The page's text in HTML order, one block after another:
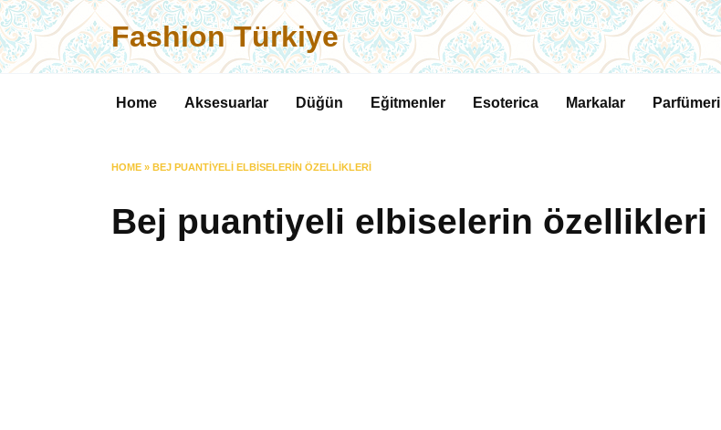
Skip
to
content
Fashion Türkiye
Home Aksesuarlar Düğün Eğitmenler Esoterica Markalar Parfümeri
HOME » BEJ PUANTIYELI ELBISELERIN ÖZELLIKLERI
Bej puantiyeli elbiselerin özellikleri